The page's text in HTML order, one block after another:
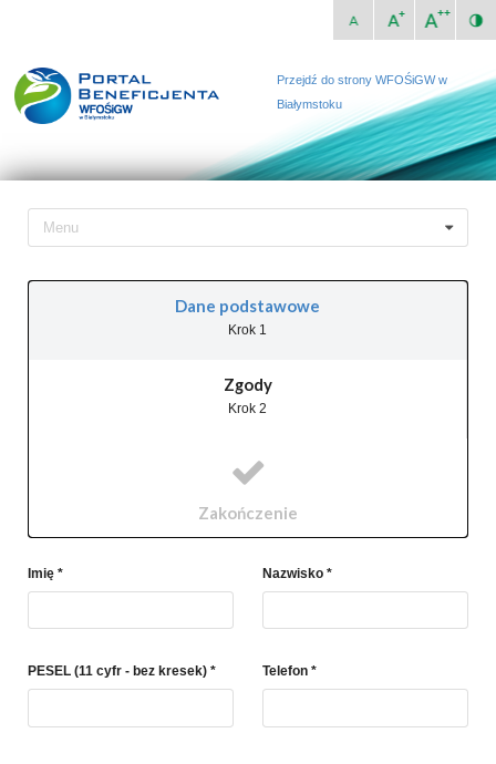
Przejdź do strony WFOŚiGW w
Białymstoku
Menu
Dane podstawowe
Krok 1
Zgody
Krok 2
Zakończenie
Imię * Nazwisko *
PESEL (11 cyfr - bez kresek) * Telefon *